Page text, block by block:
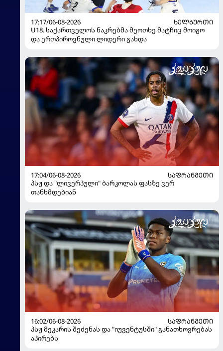
17:17/06-08-2026
ᲮᲔᲚᲑᲣᲠᲗᲘ
U18. საქართველოს ნაკრებმა მეოთხე მატჩიც მოიგო
და ერთპიროვნული ლიდერი გახდა
17:04/06-08-2026
ᲡᲐᲤᲠᲐᲜᲒᲔᲗᲘ
პსჟ და "ლივერპული" ბარკოლას ფასზე ვერ
თანხმდებიან
16:02/06-08-2026
ᲡᲐᲤᲠᲐᲜᲒᲔᲗᲘ
პსჟ მეკარის შეძენას და "იუვენტუსში" განათხოვრებას
აპირებს